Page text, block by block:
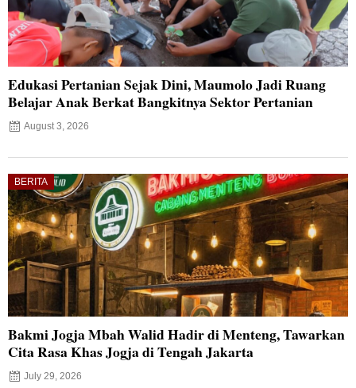
Edukasi Pertanian Sejak Dini, Maumolo Jadi Ruang
Belajar Anak Berkat Bangkitnya Sektor Pertanian
August 3, 2026
BERITA
Bakmi Jogja Mbah Walid Hadir di Menteng, Tawarkan
Cita Rasa Khas Jogja di Tengah Jakarta
July 29, 2026